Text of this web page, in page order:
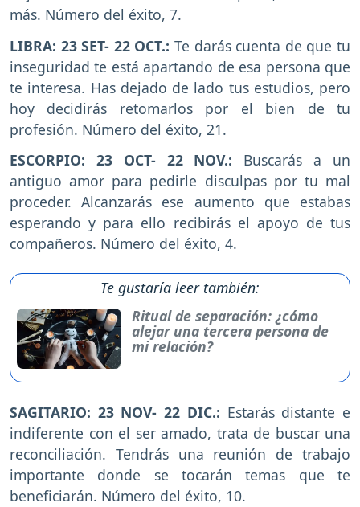
más. Número del éxito, 7.
LIBRA: 23 SET- 22 OCT.: Te darás cuenta de que tu
inseguridad te está apartando de esa persona que
te interesa. Has dejado de lado tus estudios, pero
hoy decidirás retomarlos por el bien de tu
profesión. Número del éxito, 21.
ESCORPIO: 23 OCT- 22 NOV.: Buscarás a un
antiguo amor para pedirle disculpas por tu mal
proceder. Alcanzarás ese aumento que estabas
esperando y para ello recibirás el apoyo de tus
compañeros. Número del éxito, 4.
Te gustaría leer también:
Ritual de separación: ¿cómo
alejar una tercera persona de
mi relación?
SAGITARIO: 23 NOV- 22 DIC.: Estarás distante e
indiferente con el ser amado, trata de buscar una
reconciliación. Tendrás una reunión de trabajo
importante donde se tocarán temas que te
beneficiarán. Número del éxito, 10.